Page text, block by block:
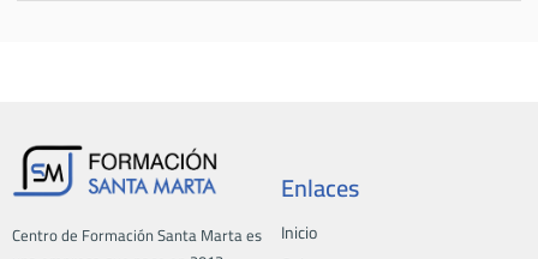
Centro de Formación Santa Marta es
Enlaces
Inicio